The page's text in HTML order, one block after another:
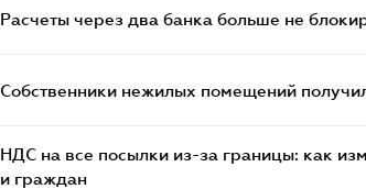
Расчеты через два банка больше не
Собственники нежилых помещений
НДС на все посылки из-за границы: как
и граждан